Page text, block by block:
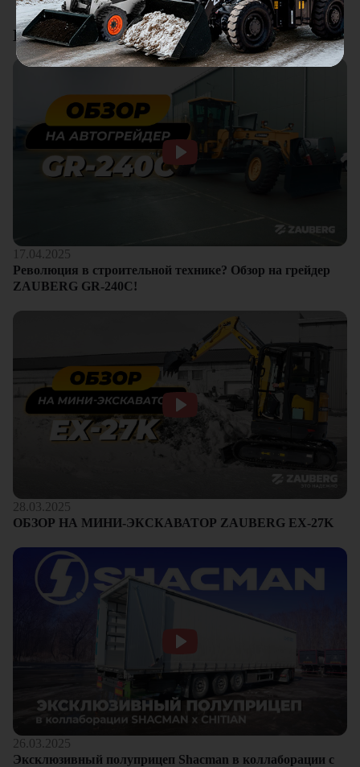
Смотреть все отзывы
Видеоотзывы
17.04.2025
Революция в строительной технике? Обзор на грейдер
ZAUBERG GR-240C!
28.03.2025
ОБЗОР НА МИНИ-ЭКСКАВАТОР ZAUBERG EX-27K
26.03.2025
Эксклюзивный полуприцеп Shacman в коллаборации с